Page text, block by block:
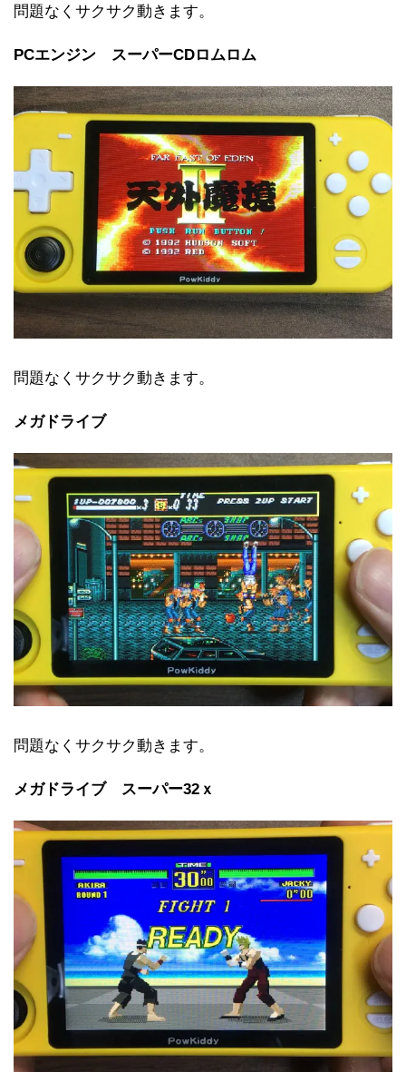
問題なくサクサク動きます。
PCエンジン スーパーCDロムロム
問題なくサクサク動きます。
メガドライブ
問題なくサクサク動きます。
メガドライブ スーパー32ｘ